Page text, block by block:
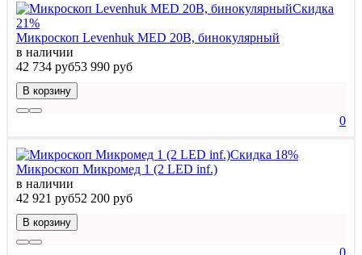
Скидка
21%
Микроскоп Levenhuk MED 20B, бинокулярный
в наличии
42 734 руб53 990 руб
В корзину
0
Скидка 18%
Микроскоп Микромед 1 (2 LED inf.)
в наличии
42 921 руб52 200 руб
В корзину
0